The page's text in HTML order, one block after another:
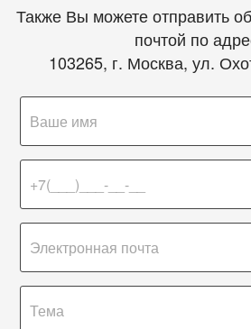
Также Вы можете отправить
почтой по
103265, г. Москва, ул.